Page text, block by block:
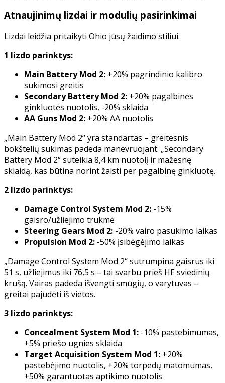
Atnaujinimų lizdai ir modulių pasirinkimai
Lizdai leidžia pritaikyti Ohio jūsų žaidimo stiliui.
1 lizdo parinktys:
Main Battery Mod 2: +20% pagrindinio kalibro
sukimosi greitis
Secondary Battery Mod 2: +20% pagalbinės
ginkluotės nuotolis, -20% sklaida
AA Guns Mod 2: +20% AA nuotolis
„Main Battery Mod 2“ yra standartas – greitesnis
bokštelių sukimas padeda manevruojant. „Secondary
Battery Mod 2“ suteikia 8,4 km nuotolį ir mažesnę
sklaidą, kas būtina norint žaisti per pagalbinę ginkluotę.
2 lizdo parinktys:
Damage Control System Mod 2: -15%
gaisro/užliejimo trukmė
Steering Gears Mod 2: -20% vairo pasukimo laikas
Propulsion Mod 2: -50% įsibėgėjimo laikas
„Damage Control System Mod 2“ sutrumpina gaisrus iki
51 s, užliejimus iki 76,5 s – tai svarbu prieš HE sviedinių
krušą. Vairas padeda išvengti smūgių, o varytuvas –
greitai pajudėti iš vietos.
3 lizdo parinktys:
Concealment System Mod 1: -10% pastebimumas,
+5% priešo ugnies sklaida
Target Acquisition System Mod 1: +20%
pastebėjimo nuotolis, +20% torpedų matomumas,
+50% garantuotas aptikimo nuotolis